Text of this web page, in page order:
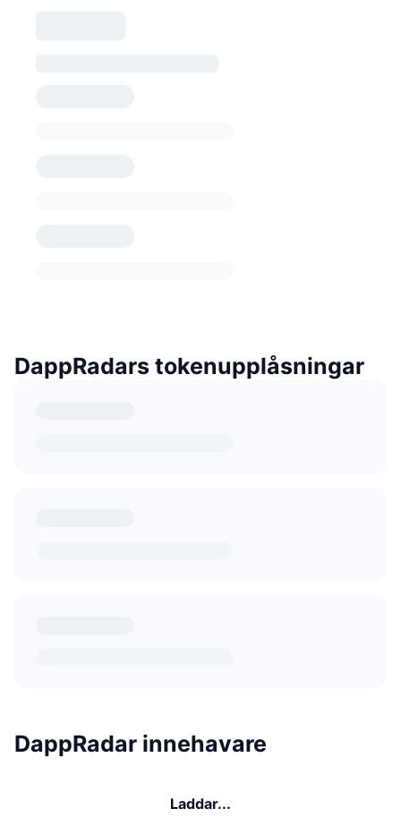
DappRadars tokenupplåsningar
DappRadar innehavare
Laddar...